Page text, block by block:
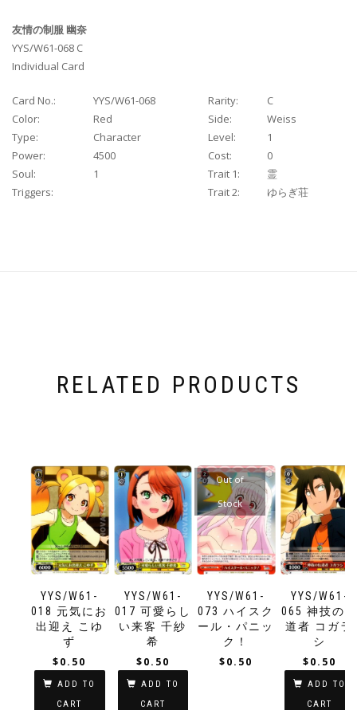
友情の制服 幽奈
YYS/W61-068 C
Individual Card
Card No.: YYS/W61-068 Rarity:
C
Color:
Red Side:
Weiss
Type:
Character Level:
1
Power:
4500 Cost:
0
Soul:
1 Trait 1:
霊
Triggers:
Trait 2: ゆらぎ荘
RELATED PRODUCTS
YYS/W61-
018 元気にお
出迎え こゆ
ず
$0.50
ADD TO
CART
YYS/W61-
017 可愛らし
い来客 千紗
希
$0.50
ADD TO
CART
YYS/W61-
073 ハイスク
ール・パニッ
ク！
Out of
Stock
$0.50
YYS/W61-
065 神技の伝
道者 コガラ
シ
$0.50
ADD TO
CART